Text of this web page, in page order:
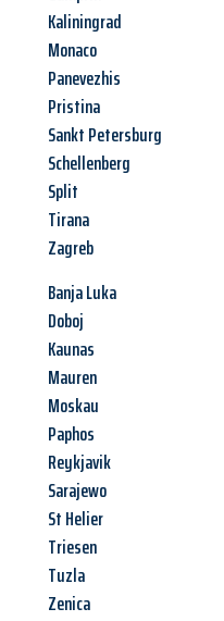
Kaliningrad
Monaco
Panevezhis
Pristina
Sankt Petersburg
Schellenberg
Split
Tirana
Zagreb
Banja Luka
Doboj
Kaunas
Mauren
Moskau
Paphos
Reykjavik
Sarajewo
St Helier
Triesen
Tuzla
Zenica